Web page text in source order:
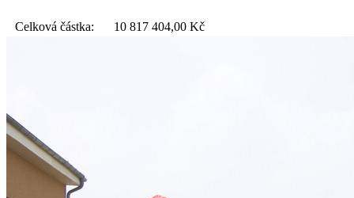
Celková částka: 10 817 404,00 Kč